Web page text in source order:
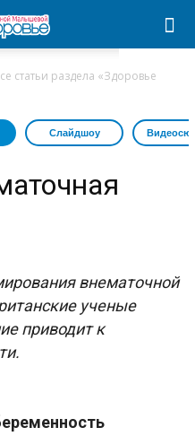
статьи раздела «Здоровье
Слайдшоу
внематочной
ученые
приводит к